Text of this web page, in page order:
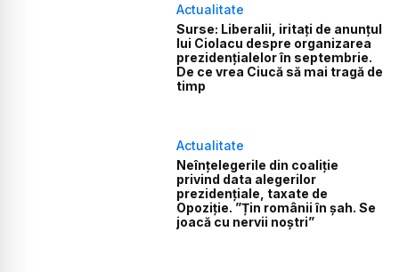
Actualitate
Surse: Liberalii, iritați de anunțul
lui Ciolacu despre organizarea
prezidențialelor în septembrie.
De ce vrea Ciucă să mai tragă de
timp
Actualitate
Neînțelegerile din coaliție
privind data alegerilor
prezidențiale, taxate de
Opoziție. ”Țin românii în șah. Se
joacă cu nervii noștri”